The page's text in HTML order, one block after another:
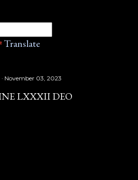
Translate
November 03, 2023
LXXXII DEO